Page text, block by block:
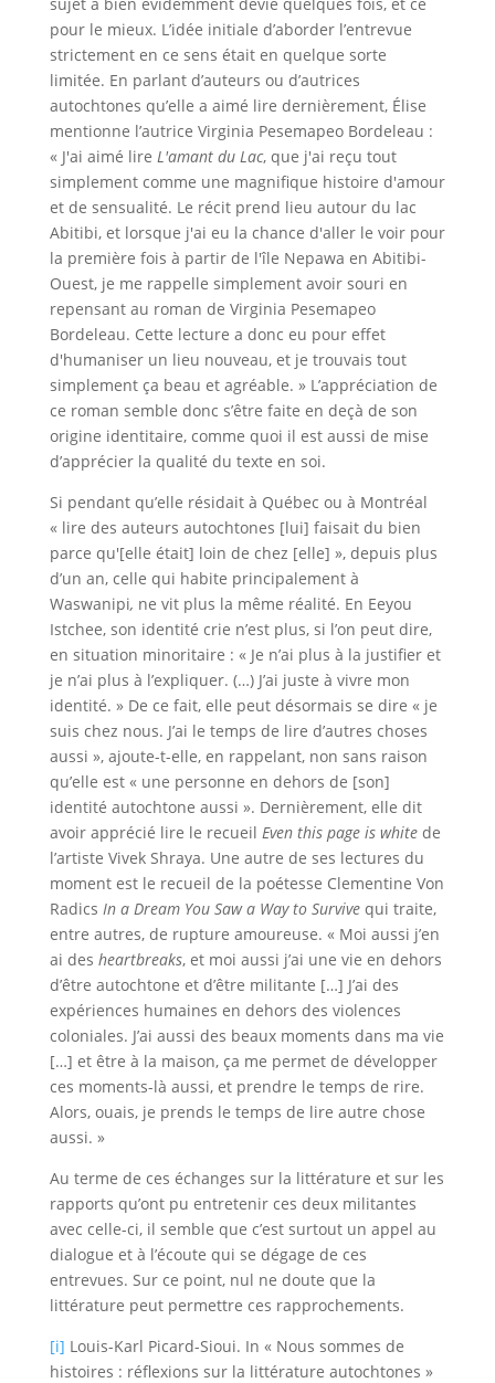
pour le mieux. L’idée initiale d’aborder l’entrevue
strictement en ce sens était en quelque sorte
limitée. En parlant d’auteurs ou d’autrices
autochtones qu’elle a aimé lire dernièrement, Élise
mentionne l’autrice Virginia Pesemapeo Bordeleau :
« J'ai aimé lire L'amant du Lac, que j'ai reçu tout
simplement comme une magnifique histoire d'amour
et de sensualité. Le récit prend lieu autour du lac
Abitibi, et lorsque j'ai eu la chance d'aller le voir pour
la première fois à partir de l'île Nepawa en Abitibi-
Ouest, je me rappelle simplement avoir souri en
repensant au roman de Virginia Pesemapeo
Bordeleau. Cette lecture a donc eu pour effet
d'humaniser un lieu nouveau, et je trouvais tout
simplement ça beau et agréable. » L’appréciation de
ce roman semble donc s’être faite en deçà de son
origine identitaire, comme quoi il est aussi de mise
d’apprécier la qualité du texte en soi.
Si pendant qu’elle résidait à Québec ou à Montréal
« lire des auteurs autochtones [lui] faisait du bien
parce qu'[elle était] loin de chez [elle] », depuis plus
d’un an, celle qui habite principalement à
Waswanipi, ne vit plus la même réalité. En Eeyou
Istchee, son identité crie n’est plus, si l’on peut dire,
en situation minoritaire : « Je n’ai plus à la justifier et
je n’ai plus à l’expliquer. (…) J’ai juste à vivre mon
identité. » De ce fait, elle peut désormais se dire « je
suis chez nous. J’ai le temps de lire d’autres choses
aussi », ajoute-t-elle, en rappelant, non sans raison
qu’elle est « une personne en dehors de [son]
identité autochtone aussi ». Dernièrement, elle dit
avoir apprécié lire le recueil Even this page is whitede
l’artiste Vivek Shraya. Une autre de ses lectures du
moment est le recueil de la poétesse Clementine Von
Radics In a Dream You Saw a Way to Survive qui traite,
entre autres, de rupture amoureuse. « Moi aussi j’en
ai des heartbreaks, et moi aussi j’ai une vie en dehors
d’être autochtone et d’être militante […] J’ai des
expériences humaines en dehors des violences
coloniales. J’ai aussi des beaux moments dans ma vie
[…] et être à la maison, ça me permet de développer
ces moments-là aussi, et prendre le temps de rire.
Alors, ouais, je prends le temps de lire autre chose
aussi. »
Au terme de ces échanges sur la littérature et sur les
rapports qu’ont pu entretenir ces deux militantes
avec celle-ci, il semble que c’est surtout un appel au
dialogue et à l’écoute qui se dégage de ces
entrevues. Sur ce point, nul ne doute que la
littérature peut permettre ces rapprochements.
[i] Louis-Karl Picard-Sioui. In « Nous sommes de
histoires : réflexions sur la littérature autochtones »